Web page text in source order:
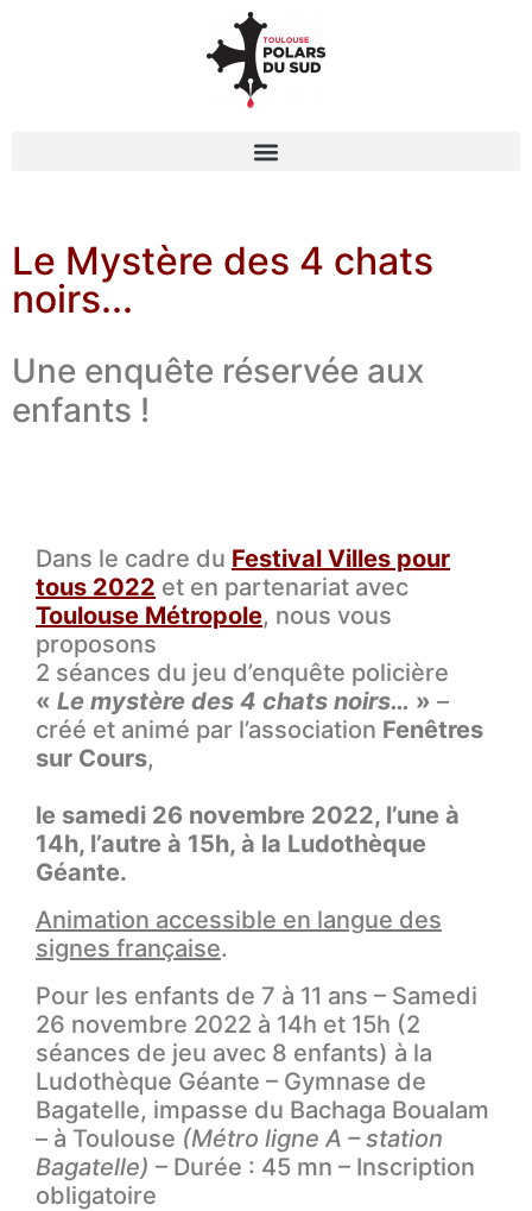
Le Mystère des 4 chats
noirs...
Une enquête réservée aux
enfants !
Dans le cadre du Festival Villes pour
tous 2022 et en partenariat avec
Toulouse Métropole, nous vous
proposons
2 séances du jeu d’enquête policière
« Le mystère des 4 chats noirs… » –
créé et animé par l’association Fenêtres
sur Cours,
le samedi 26 novembre 2022, l’une à
14h, l’autre à 15h, à la Ludothèque
Géante.
Animation accessible en langue des
signes française.
Pour les enfants de 7 à 11 ans – Samedi
26 novembre 2022 à 14h et 15h (2
séances de jeu avec 8 enfants) à la
Ludothèque Géante – Gymnase de
Bagatelle, impasse du Bachaga Boualam
– à Toulouse (Métro ligne A – station
Bagatelle) – Durée : 45 mn – Inscription
obligatoire